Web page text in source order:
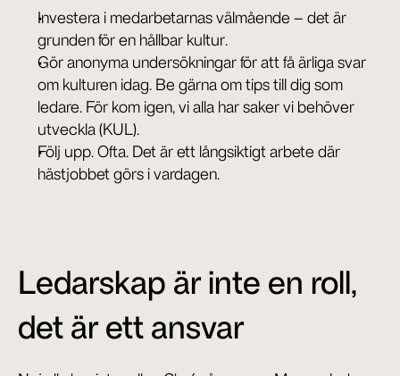
Investera i medarbetarnas välmående – det är
grunden för en hållbar kultur.
Gör anonyma undersökningar för att få ärliga svar
om kulturen idag. Be gärna om tips till dig som
ledare. För kom igen, vi alla har saker vi behöver
utveckla (KUL).
Följ upp. Ofta. Det är ett långsiktigt arbete där
hästjobbet görs i vardagen.
Ledarskap är inte en roll,
det är ett ansvar